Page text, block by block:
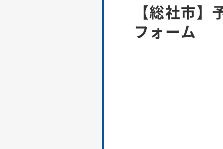
【総社市
フォーム